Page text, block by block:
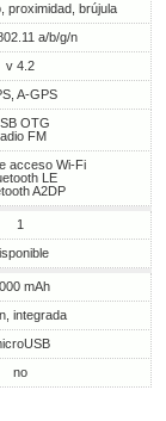
proximidad, brújula
a/b/g/n
v 4.2
A-GPS
OTG
FM
acceso Wi-Fi
LE
A2DP
1
mAh
integrada
no